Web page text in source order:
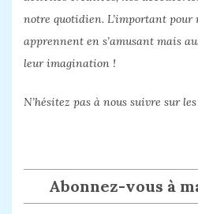
notre quotidien. L’important pour
apprennent en s’amusant mais
leur imagination !
N’hésitez pas à nous suivre sur
Abonnez-vous à